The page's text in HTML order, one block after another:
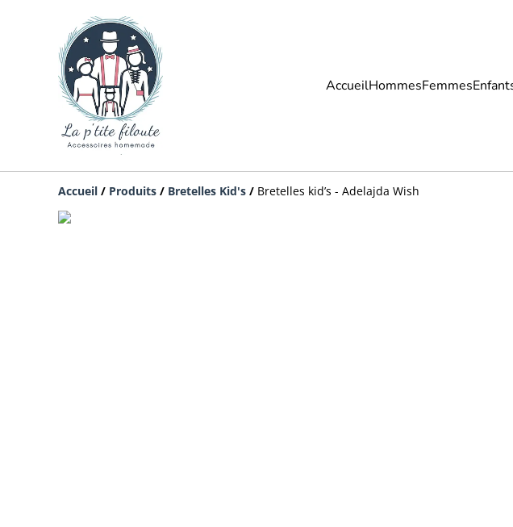
AccueilHommesFemmes
Accueil / Produits / Bretelles Kid's / Bretelles kid’s - Adelajda Wish